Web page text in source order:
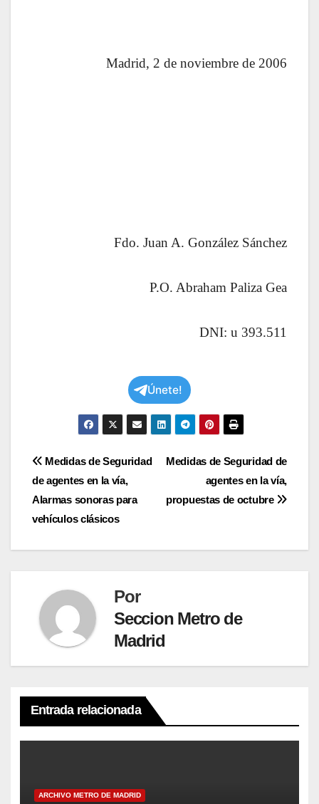
Madrid, 2 de noviembre de 2006
Fdo. Juan A. González Sánchez
P.O. Abraham Paliza Gea
DNI: u 393.511
Únete!
Navegación
de
entradas
Medidas de Seguridad de
agentes en la vía,
propuestas de octubre
Medidas de Seguridad
de agentes en la vía,
Alarmas sonoras para
vehículos clásicos
Por
Seccion Metro de
Madrid
Entrada relacionada
ARCHIVO METRO DE MADRID